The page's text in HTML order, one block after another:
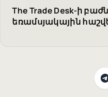
The Trade Desk-ի
եռամսյակային